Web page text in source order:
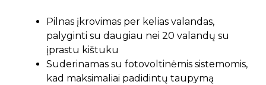
Pilnas įkrovimas per kelias valandas,
palyginti su daugiau nei 20 valandų su
įprastu kištuku
Suderinamas su fotovoltinėmis sistemomis,
kad maksimaliai padidintų taupymą